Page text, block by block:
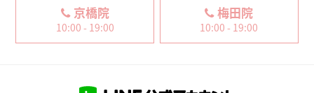
京橋院
10:00 - 19:00
梅田院
10:00 - 19:00